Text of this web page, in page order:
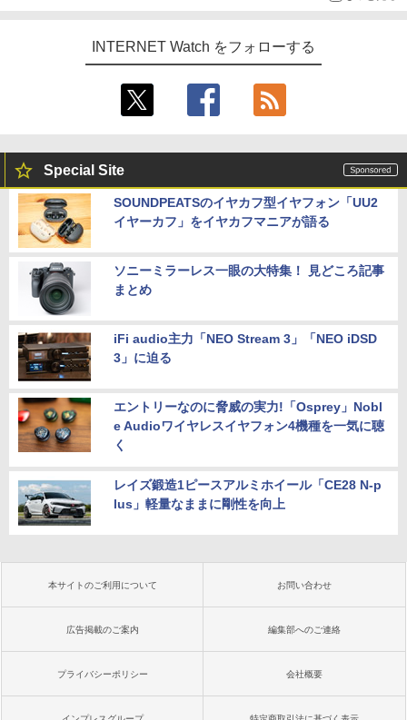
INTERNET Watch をフォローする
Special Site
SOUNDPEATSのイヤカフ型イヤフォン「UU2
イヤーカフ」をイヤカフマニアが語る
ソニーミラーレス一眼の大特集！ 見どころ記事
まとめ
iFi audio主力「NEO Stream 3」「NEO iDSD
3」に迫る
エントリーなのに脅威の実力!「Osprey」Nobl
e Audioワイヤレスイヤフォン4機種を一気に聴
く
レイズ鍛造1ピースアルミホイール「CE28 N-p
lus」軽量なままに剛性を向上
本サイトのご利用について お問い合わせ
広告掲載のご案内 編集部へのご連絡
プライバシーポリシー 会社概要